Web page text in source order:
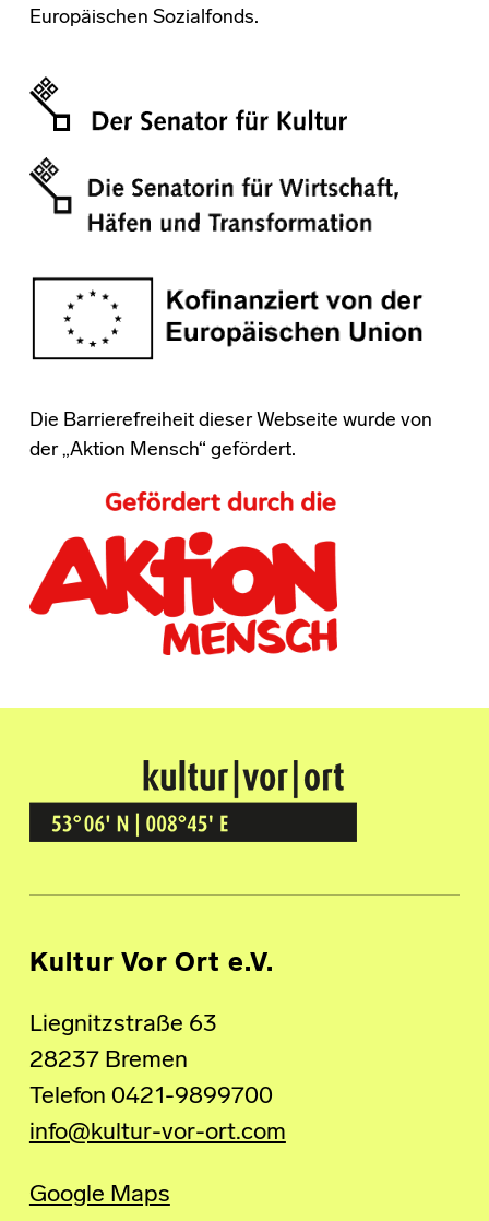
Europäischen Sozialfonds.
Die Barrierefreiheit dieser Webseite wurde von
der „Aktion Mensch“ gefördert.
Kultur Vor Ort
BREMEN GRÖPELINGEN
Kultur Vor Ort e.V.
Liegnitzstraße 63
28237 Bremen
Telefon 0421-9899700
info@kultur-vor-ort.com
Google Maps